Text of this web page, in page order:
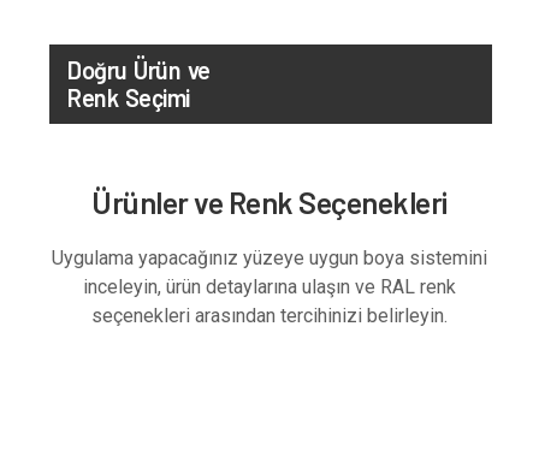
Doğru Ürün ve
Renk Seçimi
Ürünler ve Renk Seçenekleri
Uygulama yapacağınız yüzeye uygun boya sistemini
inceleyin, ürün detaylarına ulaşın ve RAL renk
seçenekleri arasından tercihinizi belirleyin.